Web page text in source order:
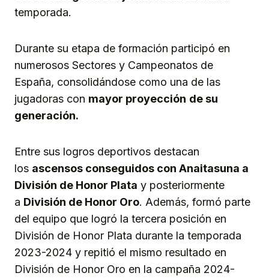
temporada.
Durante su etapa de formación participó en
numerosos Sectores y Campeonatos de
España, consolidándose como una de las
jugadoras con mayor proyección de su
generación.
Entre sus logros deportivos destacan
los ascensos conseguidos con Anaitasuna a
División de Honor Plata y posteriormente
a División de Honor Oro. Además, formó parte
del equipo que logró la tercera posición en
División de Honor Plata durante la temporada
2023-2024 y repitió el mismo resultado en
División de Honor Oro en la campaña 2024-